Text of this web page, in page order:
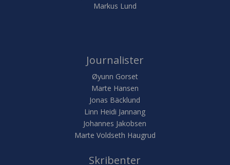
Markus Lund
Journalister
Øyunn Gorset
Marte Hansen
Jonas Bäcklund
Linn Heidi Jannang
Johannes Jakobsen
Marte Voldseth Haugrud
Skribenter